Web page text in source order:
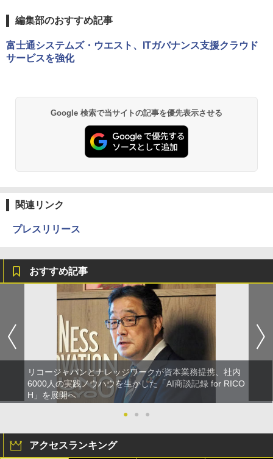
編集部のおすすめ記事
富士通システムズ・ウエスト、ITガバナンス支援クラウド
サービスを強化
Google 検索で当サイトの記事を優先表示させる
関連リンク
プレスリリース
おすすめ記事
リコージャパンとナレッジワークが資本業務提携、社内
6000人の実践ノウハウを生かした「AI商談記録 for RICO
H」を展開へ
●
● ●
アクセスランキング